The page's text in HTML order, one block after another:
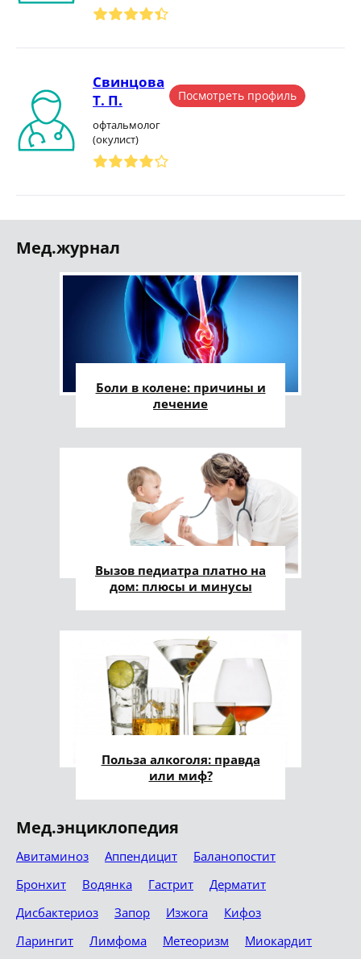
Свинцова
Т. П.
офтальмолог
(окулист)
Посмотреть профиль
Мед.журнал
Боли в колене: причины и
лечение
Вызов педиатра платно на
дом: плюсы и минусы
Польза алкоголя: правда
или миф?
Мед.энциклопедия
Авитаминоз Аппендицит
Баланопостит
Бронхит
Водянка Гастрит
Дерматит
Дисбактериоз
Запор Изжога
Кифоз
Ларингит
Лимфома Метеоризм
Миокардит